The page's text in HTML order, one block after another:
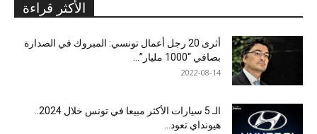
الأكثر قراءة
أثرى 20 رجل أعمال تونسي: المبروك في الصدارة
بصافي “1000 مليار”...
2022-08-14
هيونداي تعود...